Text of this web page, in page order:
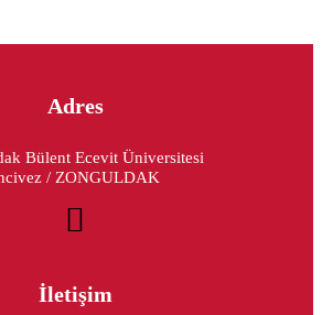
Adres
Bülent Ecevit Üniversitesi
/ ZONGULDAK
İletişim